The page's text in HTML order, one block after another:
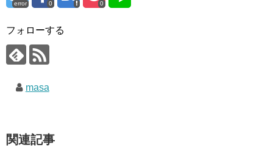
error 0 0
フォローする
masa
関連記事